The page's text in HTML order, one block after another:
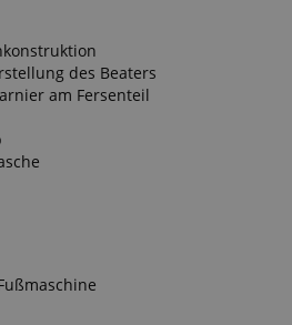
des Beaters
am Fersenteil